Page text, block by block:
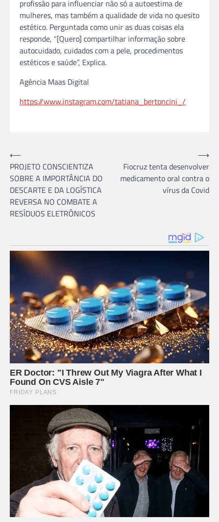
profissão para influenciar não só a autoestima de
mulheres, mas também a qualidade de vida no quesito
estético. Perguntada como unir as duas coisas ela
responde, “[Quero] compartilhar informação sobre
autocuidado, cuidados com a pele, procedimentos
estéticos e saúde”, Explica.
Agência Maas Digital
https://www.instagram.com/tatiana_bertoncini_/
Navegação
de
Post
⟵
PROJETO CONSCIENTIZA
SOBRE A IMPORTÂNCIA DO
DESCARTE E DA LOGÍSTICA
REVERSA NO COMBATE A
RESÍDUOS ELETRÔNICOS
Fiocruz tenta desenvolver
medicamento oral contra o
vírus da Covid
⟶